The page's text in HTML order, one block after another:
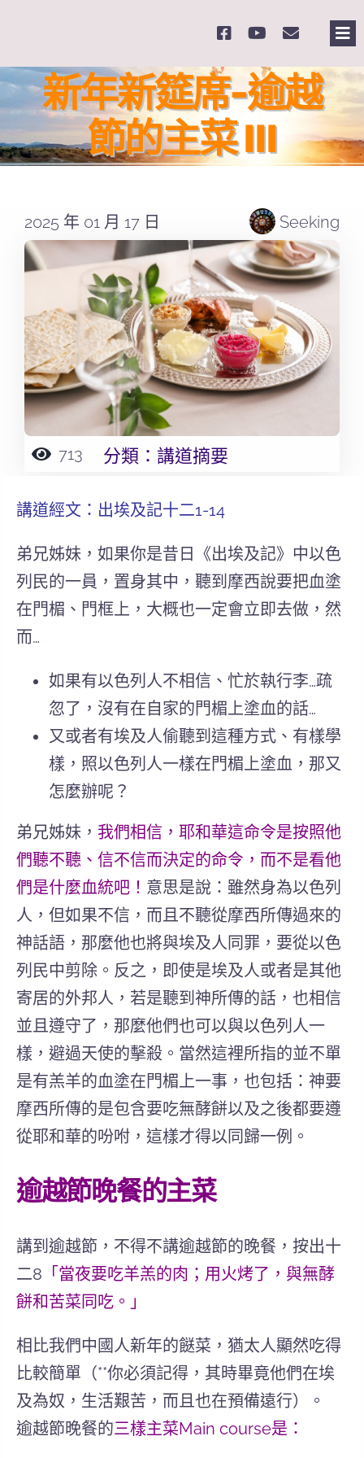
content
新年新筵席-逾越
節的主菜 III
2025 年 01 月 17 日 Seeking
713 分類：講道摘要
講道經文： 出埃及記十二1-14
弟兄姊妹，如果你是昔日《出埃及記》中以色
列民的一員，置身其中，聽到摩西說要把血塗
在門楣、門框上，大概也一定會立即去做，然
而…
如果有以色列人不相信、忙於執行李…疏
忽了，沒有在自家的門楣上塗血的話…
又或者有埃及人偷聽到這種方式、有樣學
樣，照以色列人一樣在門楣上塗血，那又
怎麼辦呢？
弟兄姊妹， 我們相信，耶和華這命令是按照他
們聽不聽、信不信而決定的命令，而不是看他
們是什麼血統吧！ 意思是說：雖然身為以色列
人，但如果不信，而且不聽從摩西所傳過來的
神話語，那麼他也將與埃及人同罪，要從以色
列民中剪除。反之，即使是埃及人或者是其他
寄居的外邦人，若是聽到神所傳的話，也相信
並且遵守了，那麼他們也可以與以色列人一
樣，避過天使的擊殺。當然這裡所指的並不單
是有羔羊的血塗在門楣上一事，也包括：神要
摩西所傳的是包含要吃無酵餅以及之後都要遵
從耶和華的吩咐，這樣才得以同歸一例。
逾越節晚餐的主菜
講到逾越節，不得不講逾越節的晚餐，按出十
二8 「當夜要吃羊羔的肉；用火烤了，與無酵
餅和苦菜同吃。」
相比我們中國人新年的餸菜，猶太人顯然吃得
比較簡單（**你必須記得，其時畢竟他們在埃
及為奴，生活艱苦，而且也在預備遠行）。
逾越節晚餐的三樣主菜Main course是：